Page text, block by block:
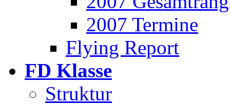
2007 Termine
Flying Report
FD Klasse
Struktur